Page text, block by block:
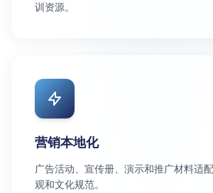
训资源。
营销本地化
广告活动、宣传册、演示和推广材料适
观和文化规范。